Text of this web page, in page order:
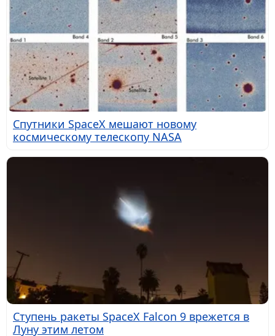
Спутники SpaceX мешают новому
космическому телескопу NASA
Ступень ракеты SpaceX Falcon 9 врежется в
Луну этим летом